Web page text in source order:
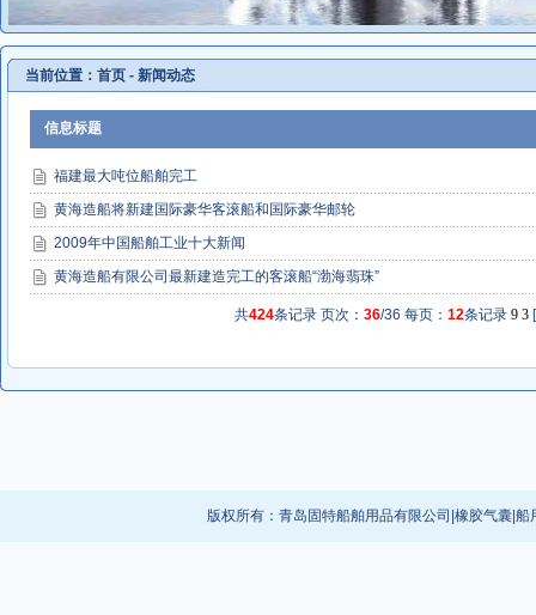
当前位置： 首页 - 新闻动态
信息标题
福建最大吨位船舶完工
黄海造船将新建国际豪华客滚船和国际豪华邮轮
2009年中国船舶工业十大新闻
黄海造船有限公司最新建造完工的客滚船“渤海翡珠”
共424条记录 页次： 36/36 每页： 12条记录 9 3 [
版权所有： 青岛固特船舶用品有限公司 橡胶气囊 船